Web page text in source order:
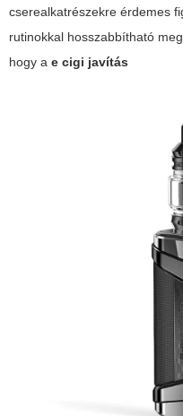
cserealkatrészekre érdemes
rutinokkal hosszabbítható
hogy a e cigi javítás